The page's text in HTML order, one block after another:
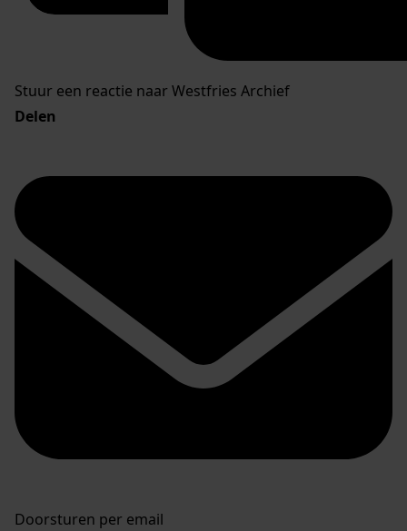
Stuur een reactie naar Westfries Archief
Delen
Doorsturen per email